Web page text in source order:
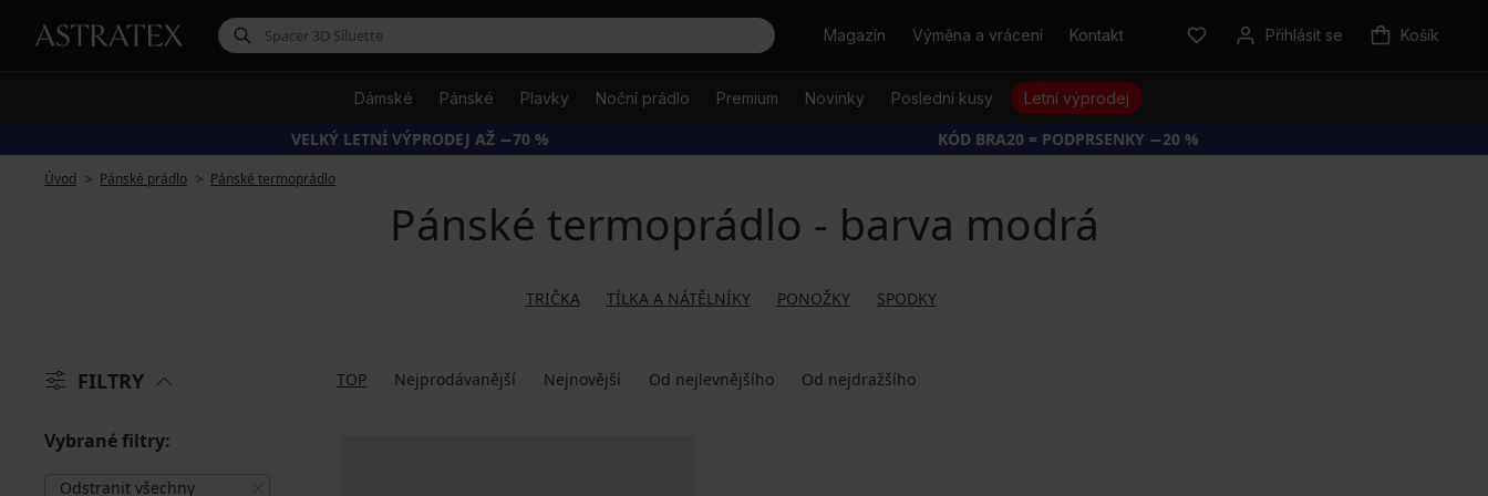
HledatMagazín Výměna a vrácení Kontakt Přihlásit se Košík
Dámské Pánské Plavky Noční prádlo Premium Novinky Poslední kusy Letní výprodej
VELKÝ LETNÍ VÝPRODEJ AŽ −70 % KÓD BRA20 = PODPRSENKY −20 %
Úvod Pánské prádlo Pánské termoprádlo
Pánské termoprádlo - barva modrá
TRIČKA TÍLKA A NÁTĚLNÍKY PONOŽKY SPODKY
FILTRY TOP Nejprodávanější Nejnovější Od nejlevnějšího Od nejdražšího
Vybrané filtry:
Odstranit všechny